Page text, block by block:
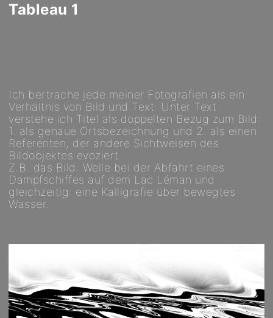
Tableau 1
Ich bertrache jede meiner Fotografien als ein
Verhältnis von Bild und Text: Unter Text
verstehe ich Titel als doppelten Bezug zum Bild:
1. als genaue Ortsbezeichnung und 2. als einen
Referenten, der andere Sichtweisen des
Bildobjektes evoziert.
Z.B. das Bild: Welle bei der Abfahrt eines
Dampfschiffes auf dem Lac Léman und
gleichzeitig: eine Kalligrafie über bewegtes
Wasser.